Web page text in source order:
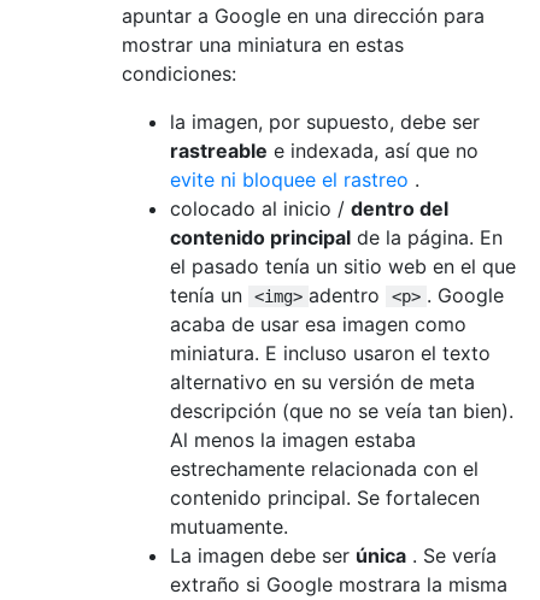
apuntar a Google en una dirección para
mostrar una miniatura en estas
condiciones:
la imagen, por supuesto, debe ser
rastreable e indexada, así que no
evite ni bloquee el rastreo .
colocado al inicio / dentro del
contenido principal de la página. En
el pasado tenía un sitio web en el que
tenía un
<img> adentro <p> . Google
acaba de usar esa imagen como
miniatura. E incluso usaron el texto
alternativo en su versión de meta
descripción (que no se veía tan bien).
Al menos la imagen estaba
estrechamente relacionada con el
contenido principal. Se fortalecen
mutuamente.
La imagen debe ser única . Se vería
extraño si Google mostrara la misma